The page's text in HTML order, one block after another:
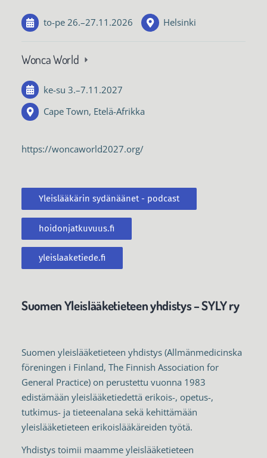
to-pe 26.–27.11.2026 Helsinki
Wonca World
ke-su 3.–7.11.2027
Cape Town, Etelä-Afrikka
https://woncaworld2027.org/
Yleislääkärin sydänäänet - podcast
hoidonjatkuvuus.fi
yleislaaketiede.fi
Suomen Yleislääketieteen yhdistys – SYLY ry
Suomen yleislääketieteen yhdistys (Allmänmedicinska
föreningen i Finland, The Finnish Association for
General Practice) on perustettu vuonna 1983
edistämään yleislääketiedettä erikois-, opetus-,
tutkimus- ja tieteenalana sekä kehittämään
yleislääketieteen erikoislääkäreiden työtä.
Yhdistys toimii maamme yleislääketieteen